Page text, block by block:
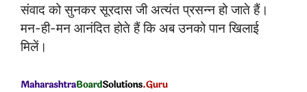
संवाद को सुनकर सूरदास जी अत्यंत प्रसन्न हो जाते हैं।
मन-ही-मन आनंदित होते हैं कि अब उनको पान खिलाई
मिलें।